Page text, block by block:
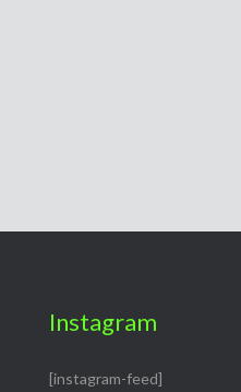
Instagram
[instagram-feed]